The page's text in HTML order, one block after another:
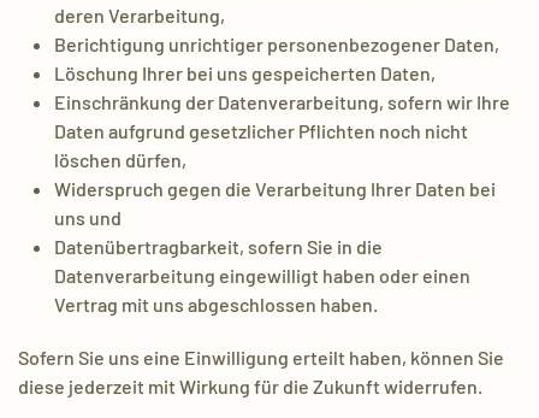
deren Verarbeitung,
Berichtigung unrichtiger personenbezogener Daten,
Löschung Ihrer bei uns gespeicherten Daten,
Einschränkung der Datenverarbeitung, sofern wir Ihre
Daten aufgrund gesetzlicher Pflichten noch nicht
löschen dürfen,
Widerspruch gegen die Verarbeitung Ihrer Daten bei
uns und
Datenübertragbarkeit, sofern Sie in die
Datenverarbeitung eingewilligt haben oder einen
Vertrag mit uns abgeschlossen haben.
Sofern Sie uns eine Einwilligung erteilt haben, können Sie
diese jederzeit mit Wirkung für die Zukunft widerrufen.